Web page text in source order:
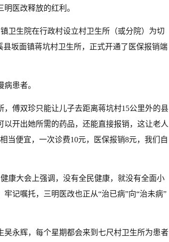
医改释放的红利。
卫生院在行政村设立村卫生所（或分院）为切
坂面镇蒋坑村卫生所，正式开通了医保报销端
患者。
傅双珍只能让儿子去距离蒋坑村15公里外的县
开出她所需的药品，还能直接报销，这让老人
当便宜，一次诊费10元，医保报销8元，我们自
康大会上强调，没有全民健康，就没有全面小
记嘱托，三明医改也正从“治已病”向“治未病”
永辉，每个星期都会来到七尺村卫生所为患者